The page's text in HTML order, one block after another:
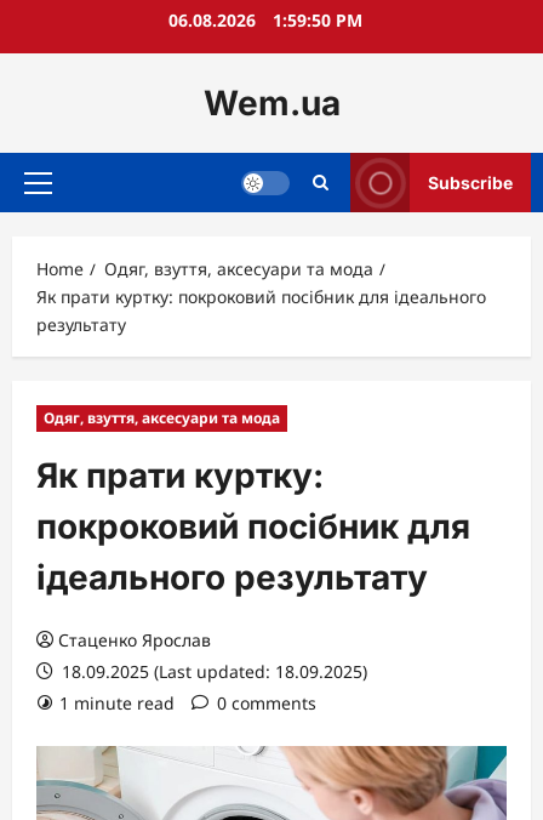
06.08.2026 1:59:52 PM
Wem.ua
Primary
Subscribe
Home
Одяг, взуття, аксесуари та мода
Як прати куртку: покроковий посібник для ідеального
результату
Одяг, взуття, аксесуари та мода
Як прати куртку:
покроковий посібник для
ідеального результату
Стаценко Ярослав
18.09.2025 (Last updated: 18.09.2025)
1 minute read
0 comments